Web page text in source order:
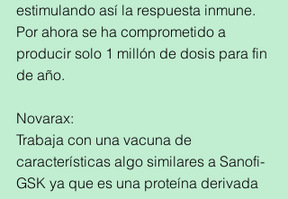
estimulando así la respuesta inmune.
Por ahora se ha comprometido a
producir solo 1 millón de dosis para fin
de año.
Novarax:
Trabaja con una vacuna de
características algo similares a Sanofi-
GSK ya que es una proteína derivada